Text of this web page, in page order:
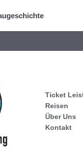
Ticket
Reisen
Über Uns
Kontakt